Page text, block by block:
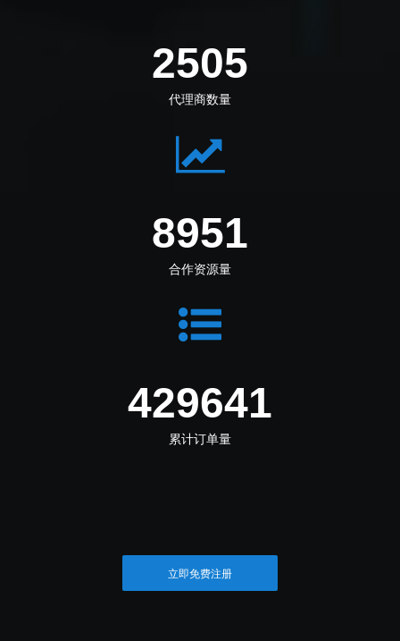
2890
代理商数量
10025
合作资源量
481198
累计订单量
立即免费注册